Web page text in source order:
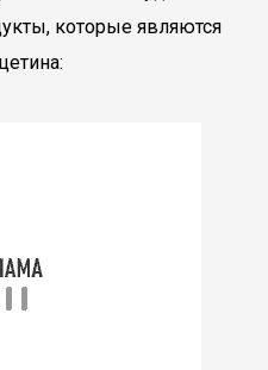
которые являются